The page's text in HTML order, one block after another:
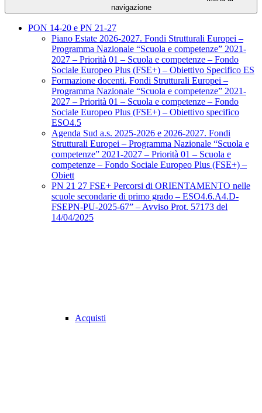
navigazione
PON 14-20 e PN 21-27
Piano Estate 2026-2027. Fondi Strutturali Europei –
Programma Nazionale “Scuola e competenze” 2021-
2027 – Priorità 01 – Scuola e competenze – Fondo
Sociale Europeo Plus (FSE+) – Obiettivo Specifico ES
Formazione docenti. Fondi Strutturali Europei –
Programma Nazionale “Scuola e competenze” 2021-
2027 – Priorità 01 – Scuola e competenze – Fondo
Sociale Europeo Plus (FSE+) – Obiettivo specifico
ESO4.5
Agenda Sud a.s. 2025-2026 e 2026-2027. Fondi
Strutturali Europei – Programma Nazionale “Scuola e
competenze” 2021-2027 – Priorità 01 – Scuola e
competenze – Fondo Sociale Europeo Plus (FSE+) –
Obiett
PN 21 27 FSE+ Percorsi di ORIENTAMENTO nelle
scuole secondarie di primo grado – ESO4.6.A4.D-
FSEPN-PU-2025-67” – Avviso Prot. 57173 del
14/04/2025
Acquisti